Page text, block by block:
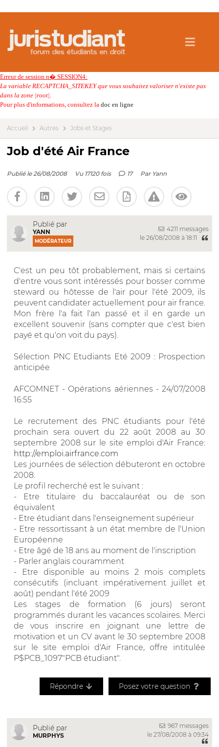
Erreur de session n� SESSION4:
La variable RECAPTCHA_SITEKEY que vous souhaitez valoriser n'existe pas
dans la zone |root|.
Pour plus d'informations, consultez la doc en ligne
Accueil Autres Jobs et Stages
Job d'été Air France
Publié le 26/08/2008 Vu 17120 fois 17 Par Yann
Publié par
YANN
MODÉRATEUR
4211 messages
le 26/08/2008 à 18:11
C'est un peu tôt probablement, mais si certains
d'entre vous sont intéressés pour bosser comme
steward ou hôtesse de l'air pour l'été 2009, ils
peuvent candidater actuellement pour air france.
Mon frère l'a fait l'an passé et il en garde un
excellent souvenir (sans compter que c'est bien
payé et qu'on voit du pays).
Sélection PNC Etudiants Eté 2009 : Prospection
anticipée
AFCOMNET - Opérations aériennes - 24/07/2008
16:55
Le recrutement des PNC étudiants pour l'été
prochain sera ouvert du 22 août 2008 au 30
septembre 2008 sur le site emploi d'Air France:
http://emploi.airfrance.com
Les journées de sélection débuteront en octobre
2008.
Le profil recherché est le suivant :
- Etre titulaire du baccalauréat ou de son
équivalent
- Etre étudiant dans l'enseignement supérieur
- Etre ressortissant à un état membre de l'Union
Européenne
- Etre âgé de 18 ans au moment de l'inscription
- Parler anglais couramment
- Etre disponible au moins 2 mois complets
consécutifs (incluant impérativement juillet et
août) pendant l'été 2009
Les stages de formation (6 jours) seront
programmés durant les vacances scolaires. Merci
de vous inscrire en joignant une lettre de
motivation et un CV avant le 30 septembre 2008
sur le site emploi d'Air France, offre intitulée
P$PCB_1097"PCB étudiant".
Répondre Posez votre question
Publié par
MURPHYS
967 messages
le 27/08/2008 à 09:34